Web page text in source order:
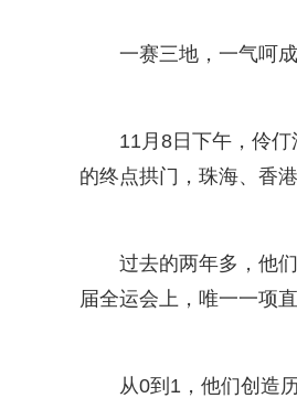
一赛三地，一气呵
11月8日下午，伶
的终点拱门，珠海、香
过去的两年多，他
届全运会上，唯一一项
从0到1，他们创造